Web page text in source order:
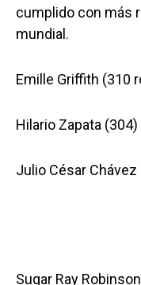
cumplido con más
mundial.
Emille Griffith (310
Hilario Zapata (304)
Julio César Chávez
Sugar Ray